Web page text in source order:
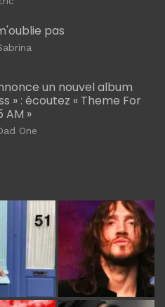
pas
un nouvel album
» : écoutez « Theme For
AM »
One